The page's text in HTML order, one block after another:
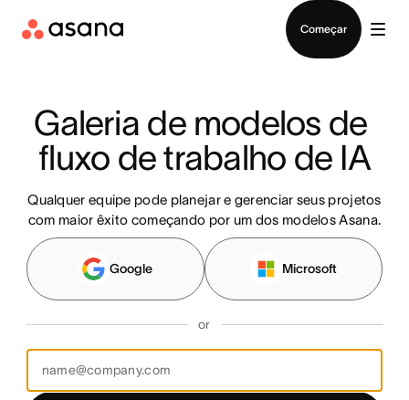
Começar
Galeria de modelos de
fluxo de trabalho de IA
Qualquer equipe pode planejar e gerenciar seus projetos
com maior êxito começando por um dos modelos Asana.
Google Microsoft
or